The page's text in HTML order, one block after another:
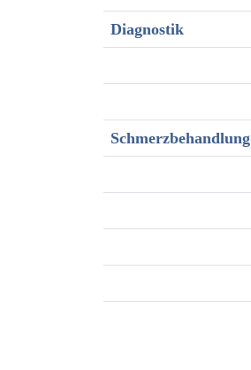
Diagnostik
Schmerzbehandlung